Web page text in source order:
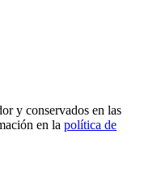
y conservados en las
en la política de